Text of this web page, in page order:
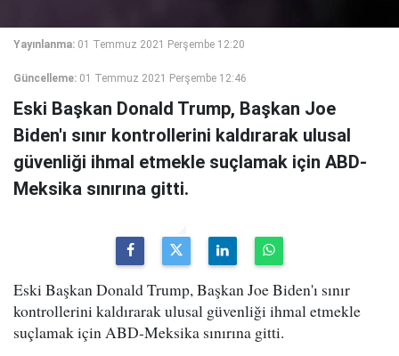
Yayınlanma: 01 Temmuz 2021 Perşembe 12:20
Güncelleme: 01 Temmuz 2021 Perşembe 12:46
Eski Başkan Donald Trump, Başkan Joe
Biden'ı sınır kontrollerini kaldırarak ulusal
güvenliği ihmal etmekle suçlamak için ABD-
Meksika sınırına gitti.
Eski Başkan Donald Trump, Başkan Joe Biden'ı sınır
kontrollerini kaldırarak ulusal güvenliği ihmal etmekle
suçlamak için ABD-Meksika sınırına gitti.